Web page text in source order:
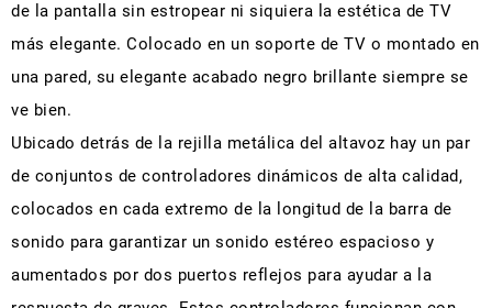
de la pantalla sin estropear ni siquiera la estética de TV
más elegante. Colocado en un soporte de TV o montado en
una pared, su elegante acabado negro brillante siempre se
ve bien.
Ubicado detrás de la rejilla metálica del altavoz hay un par
de conjuntos de controladores dinámicos de alta calidad,
colocados en cada extremo de la longitud de la barra de
sonido para garantizar un sonido estéreo espacioso y
aumentados por dos puertos reflejos para ayudar a la